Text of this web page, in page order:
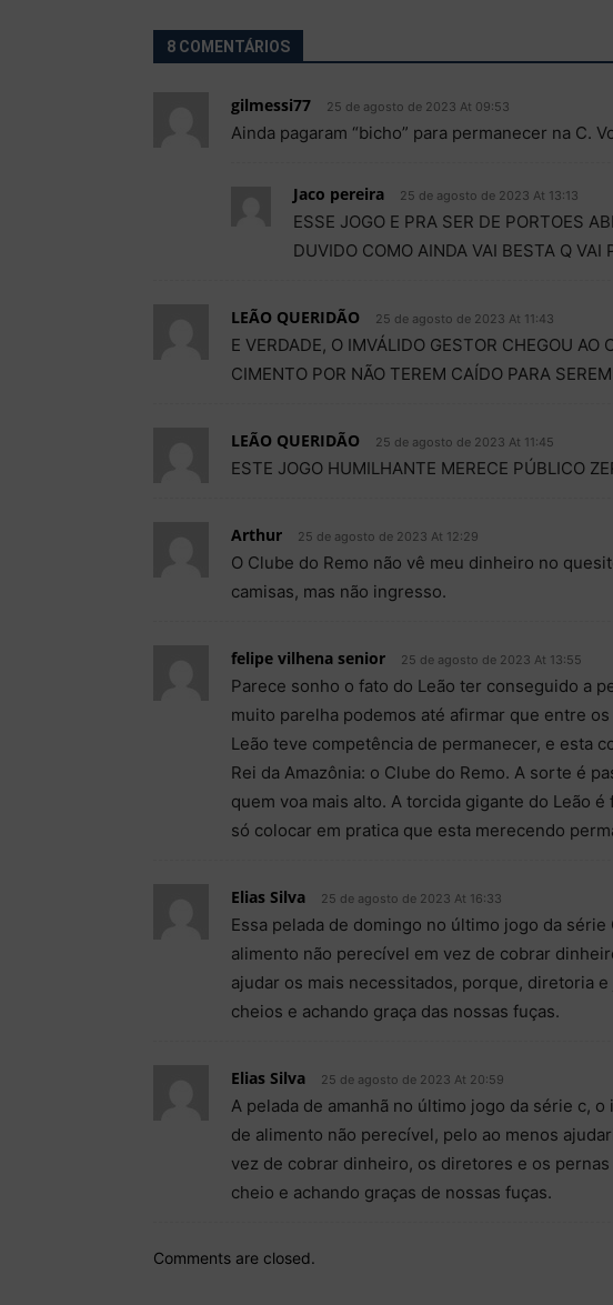
8 COMENTÁRIOS
gilmessi77 25 de agosto de 2023 At 09:53
Ainda pagaram “bicho” para permanecer na C.
Jaco pereira 25 de agosto de 2023 At 13:13
ESSE JOGO E PRA SER DE PORTOES
DUVIDO COMO AINDA VAI BESTA Q VAI
LEÃO QUERIDÃO 25 de agosto de 2023 At 11:43
E VERDADE, O IMVÁLIDO GESTOR CHEGOU AO
CIMENTO POR NÃO TEREM CAÍDO PARA
LEÃO QUERIDÃO 25 de agosto de 2023 At 11:45
ESTE JOGO HUMILHANTE MERECE PÚBLICO
Arthur 25 de agosto de 2023 At 12:29
O Clube do Remo não vê meu dinheiro no
camisas, mas não ingresso.
felipe vilhena senior 25 de agosto de 2023 At 13:55
Parece sonho o fato do Leão ter conseguido a
muito parelha podemos até afirmar que entre
Leão teve competência de permanecer, e esta
Rei da Amazônia: o Clube do Remo. A sorte é
quem voa mais alto. A torcida gigante do Leão
só colocar em pratica que esta merecendo
Elias Silva 25 de agosto de 2023 At 16:33
Essa pelada de domingo no último jogo da
alimento não perecível em vez de cobrar
ajudar os mais necessitados, porque, diretoria
cheios e achando graça das nossas fuças.
Elias Silva 25 de agosto de 2023 At 20:59
A pelada de amanhã no último jogo da série c,
de alimento não perecível, pelo ao menos
vez de cobrar dinheiro, os diretores e os
cheio e achando graças de nossas fuças.
Comments are closed.